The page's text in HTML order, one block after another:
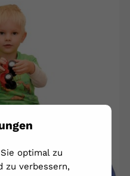
optimal zu
zu verbessern,